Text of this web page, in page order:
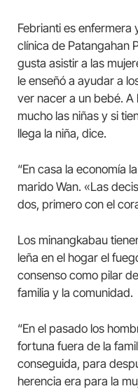
Febrianti es enfermera
clínica de Patangahan
gusta asistir a las
le enseñó a ayudar a
ver nacer a un bebé. A
mucho las niñas y si
llega la niña, dice.
“En casa la economía
marido Wan. «Las
dos, primero con el
Los minangkabau
leña en el hogar el
consenso como pilar
familia y la comunidad.
“En el pasado los
fortuna fuera de la
conseguida, para
herencia era para la